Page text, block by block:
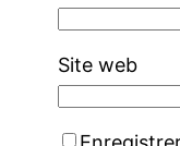
Site web